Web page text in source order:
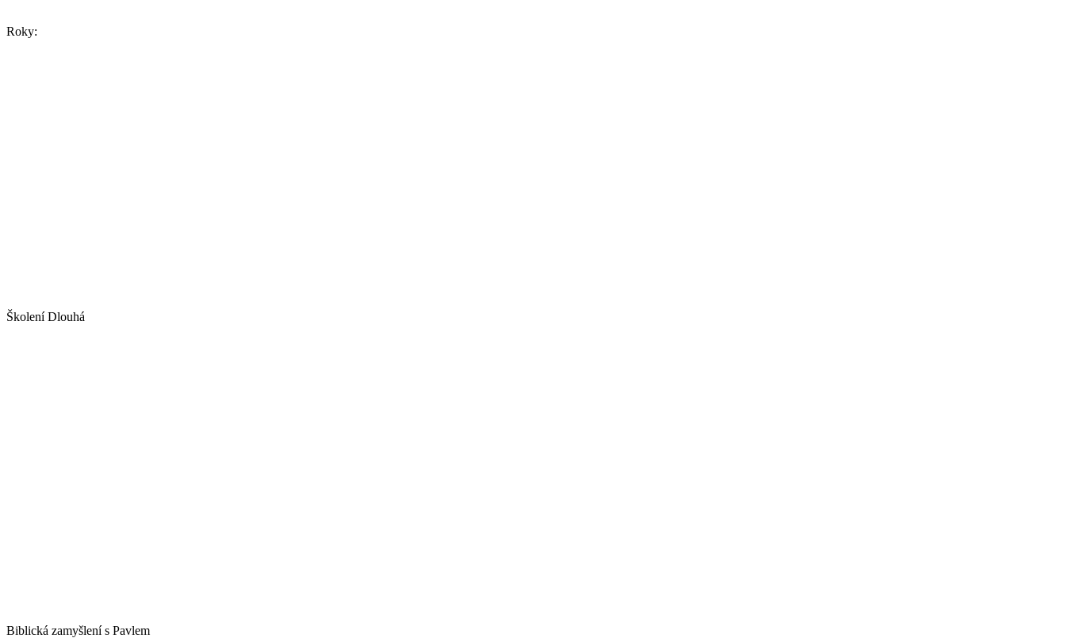
Roky:
Školení Dlouhá
Biblická zamyšlení s Pavlem